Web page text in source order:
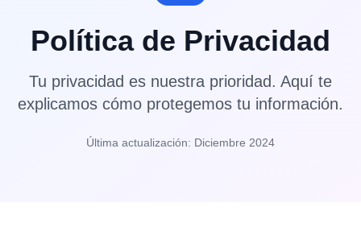
Política de Privacidad
Tu privacidad es nuestra prioridad. Aquí te
explicamos cómo protegemos tu información.
Última actualización: Diciembre 2024